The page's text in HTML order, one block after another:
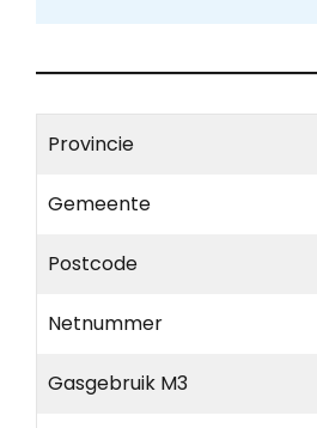
Provincie
Gemeente
Postcode
Netnummer
Gasgebruik M3